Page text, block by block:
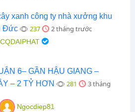
xanh công ty nhà xưởng khu
Đức
237 2 tháng trước
CQDAIPHAT
6– GẦN HẬU GIANG –
– 2 TỶ HƠN
281
3 tháng
Ngocdiep81